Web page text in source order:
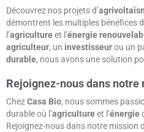
Découvrez nos projets d’
démontrent les multiples bénéfices
l’agricultureet l’énergie
agriculteur, un investisseurou un
durable, nous avons une solution
Rejoignez-nous dans notre
ChezCasa Bio, nous sommes
durable où l’agricultureet l’énergie
Rejoignez-nous dans notre mission